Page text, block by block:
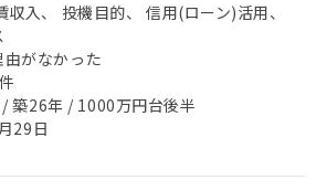
収入、 投機目的、 信用(ローン)活用、
由がなかった
築26年 / 1000万円台後半
29日